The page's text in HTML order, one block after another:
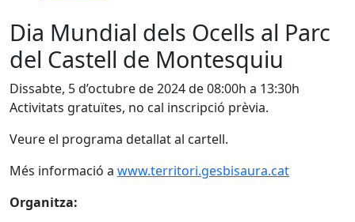
Dia Mundial dels Ocells al Parc
del Castell de Montesquiu
Dissabte, 5 d’octubre de 2024 de 08:00h a 13:30h
Activitats gratuïtes, no cal inscripció prèvia.
Veure el programa detallat al cartell.
Més informació a www.territori.gesbisaura.cat
Organitza: